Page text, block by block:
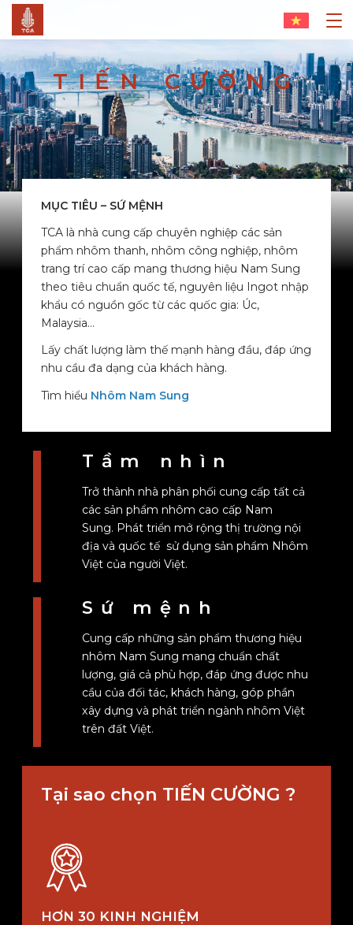
TIẾN CƯỜNG
MỤC TIÊU – SỨ MỆNH
TCA là nhà cung cấp chuyên nghiệp các sản
phẩm nhôm thanh, nhôm công nghiệp, nhôm
trang trí cao cấp mang thương hiệu Nam Sung
theo tiêu chuẩn quốc tế, nguyên liệu Ingot nhập
khẩu có nguồn gốc từ các quốc gia: Úc,
Malaysia…
Lấy chất lượng làm thế mạnh hàng đầu, đáp ứng
nhu cầu đa dạng của khách hàng.
Tìm hiểu Nhôm Nam Sung
Tầm nhìn
Trở thành nhà phân phối cung cấp tất cả
các sản phẩm nhôm cao cấp Nam
Sung. Phát triển mở rộng thị trường nội
địa và quốc tế sử dụng sản phẩm Nhôm
Việt của người Việt.
Sứ mệnh
Cung cấp những sản phẩm thương hiệu
nhôm Nam Sung mang chuẩn chất
lượng, giá cả phù hợp, đáp ứng được nhu
cầu của đối tác, khách hàng, góp phần
xây dựng và phát triển ngành nhôm Việt
trên đất Việt.
Tại sao chọn TIẾN CƯỜNG ?
HƠN 30 KINH NGHIỆM